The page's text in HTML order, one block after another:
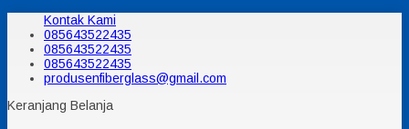
Kontak Kami
085643522435
085643522435
085643522435
produsenfiberglass@gmail.com
Keranjang Belanja